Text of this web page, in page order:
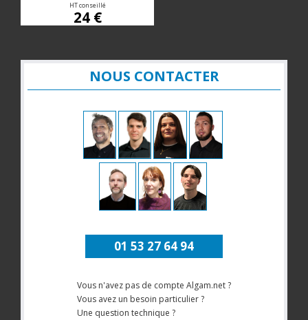
HT conseillé
24 €
NOUS CONTACTER
01 53 27 64 94
Vous n'avez pas de compte Algam.net ?
Vous avez un besoin particulier ?
Une question technique ?